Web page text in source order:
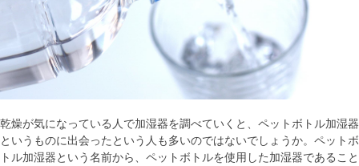
乾燥が気になっている人で加湿器を調べていくと、ペットボトル加湿器
というものに出会ったという人も多いのではないでしょうか。ペットボ
トル加湿器という名前から、ペットボトルを使用した加湿器であること